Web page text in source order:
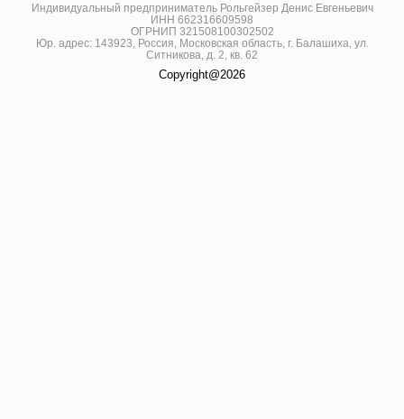
Индивидуальный предприниматель Рольгейзер Денис Евгеньевич
ИНН 662316609598
ОГРНИП 321508100302502
Юр. адрес: 143923, Россия, Московская область, г. Балашиха, ул.
Ситникова, д. 2, кв. 62
Copyright@2026